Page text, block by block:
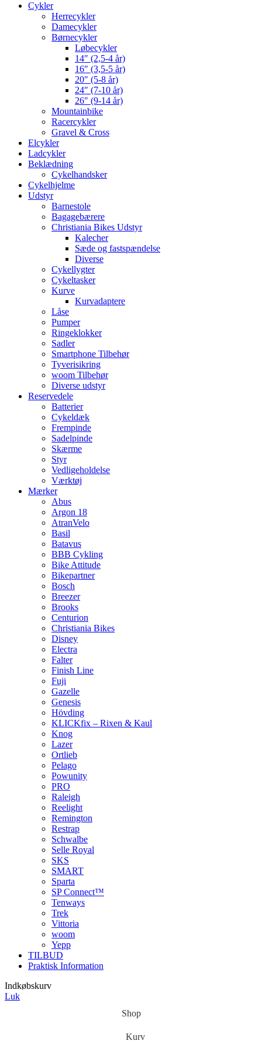
Cykler
Herrecykler
Damecykler
Børnecykler
Løbecykler
14″ (2,5-4 år)
16″ (3,5-5 år)
20″ (5-8 år)
24″ (7-10 år)
26″ (9-14 år)
Mountainbike
Racercykler
Gravel & Cross
Elcykler
Ladcykler
Beklædning
Cykelhandsker
Cykelhjelme
Udstyr
Barnestole
Bagagebærere
Christiania Bikes Udstyr
Kalecher
Sæde og fastspændelse
Diverse
Cykellygter
Cykeltasker
Kurve
Kurvadaptere
Låse
Pumper
Ringeklokker
Sadler
Smartphone Tilbehør
Tyverisikring
woom Tilbehør
Diverse udstyr
Reservedele
Batterier
Cykeldæk
Frempinde
Sadelpinde
Skærme
Styr
Vedligeholdelse
Værktøj
Mærker
Abus
Argon 18
AtranVelo
Basil
Batavus
BBB Cykling
Bike Attitude
Bikepartner
Bosch
Breezer
Brooks
Centurion
Christiania Bikes
Disney
Electra
Falter
Finish Line
Fuji
Gazelle
Genesis
Hövding
KLICKfix – Rixen & Kaul
Knog
Lazer
Ortlieb
Pelago
Powunity
PRO
Raleigh
Reelight
Remington
Restrap
Schwalbe
Selle Royal
SKS
SMART
Sparta
SP Connect™
Tenways
Trek
Vittoria
woom
Yepp
TILBUD
Praktisk Information
Indkøbskurv
Luk
Shop
Kurv